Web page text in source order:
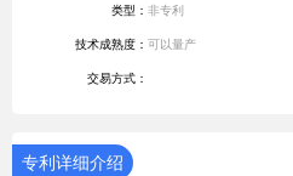
类型： 非专利
技术成熟度： 可以量产
交易方式：
专利详细介绍